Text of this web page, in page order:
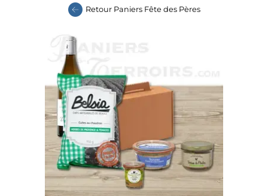
RetourPaniers Fête des Pères